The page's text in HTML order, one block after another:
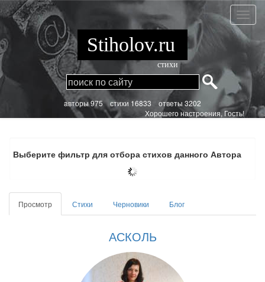
Перейти
к
основному
содержанию
Stiholov.ru
стихи
aвторы 975 стихи 16833 ответы 3202
Хорошего настроения, Гость!
Выберите фильтр для отбора стихов данного Автора
Главные
вкладки
Просмотр (активная
вкладка)
Стихи Черновики Блог
АСКОЛЬ